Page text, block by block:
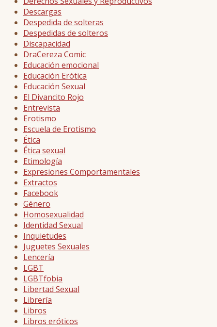
Descargas
Despedida de solteras
Despedidas de solteros
Discapacidad
DraCereza Comic
Educación emocional
Educación Erótica
Educación Sexual
El Divancito Rojo
Entrevista
Erotismo
Escuela de Erotismo
Ética
Ética sexual
Etimología
Expresiones Comportamentales
Extractos
Facebook
Género
Homosexualidad
Identidad Sexual
Inquietudes
Juguetes Sexuales
Lencería
LGBT
LGBTfobia
Libertad Sexual
Librería
Libros
Libros eróticos